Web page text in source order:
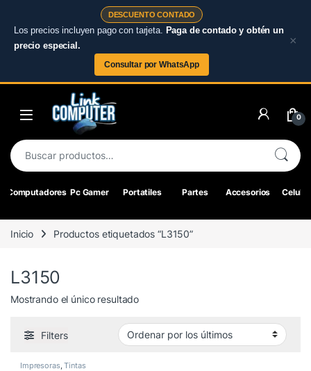
DESCUENTO CONTADO
Los precios incluyen pago con tarjeta. Paga de contado y obtén un
precio especial.
Consultar por WhatsApp
×
Skip to navigation
0
Buscar por:
Computadores Pc Gamer Portatiles Partes Accesorios
Inicio Productos etiquetados “L3150”
L3150
Mostrando el único resultado
Filters
Impresoras ,Tintas